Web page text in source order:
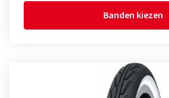
Banden kiezen